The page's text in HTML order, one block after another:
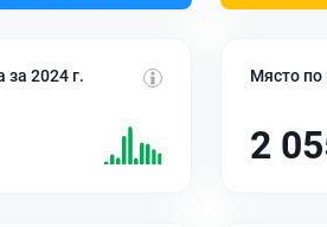
за 2024 г. Място по
2